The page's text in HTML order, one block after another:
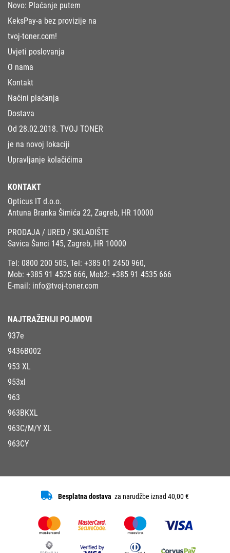
Novo: Plaćanje putem
KeksPay-a bez provizije na
tvoj-toner.com!
Uvjeti poslovanja
O nama
Kontakt
Načini plaćanja
Dostava
Od 28.02.2018. TVOJ TONER
je na novoj lokaciji
Upravljanje kolačićima
KONTAKT
Opticus IT d.o.o.
Antuna Branka Šimića 22, Zagreb, HR 10000
PRODAJA / URED / SKLADIŠTE
Savica Šanci 145, Zagreb, HR 10000
Tel: 0800 200 505, Tel: +385 01 2450 960,
Mob: +385 91 4525 666, Mob2: +385 91 4535 666
E-mail: info@tvoj-toner.com
NAJTRAŽENIJI POJMOVI
937e
9436B002
953 XL
953xl
963
963BKXL
963C/M/Y XL
963CY
Besplatna dostava za narudžbe iznad 40,00 €